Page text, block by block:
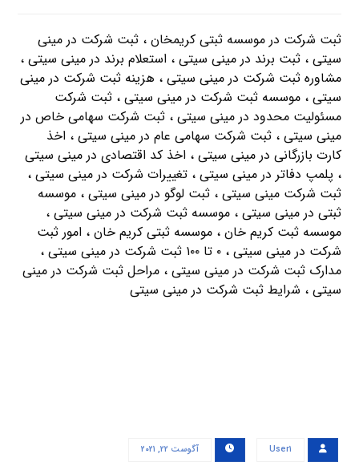
ثبت شرکت در موسسه ثبتی کریمخان ، ثبت شرکت در مینی
سیتی ، ثبت برند در مینی سیتی ، استعلام برند در مینی سیتی ،
مشاوره ثبت شرکت در مینی سیتی ، هزینه ثبت شرکت در مینی
سیتی ، موسسه ثبت شرکت در مینی سیتی ، ثبت شرکت
مسئولیت محدود در مینی سیتی ، ثبت شرکت سهامی خاص در
مینی سیتی ، ثبت شرکت سهامی عام در مینی سیتی ، اخذ
کارت بازرگانی در مینی سیتی ، اخذ کد اقتصادی در مینی سیتی
، پلمپ دفاتر در مینی سیتی ، تغییرات شرکت در مینی سیتی ،
ثبت شرکت مینی سیتی ، ثبت لوگو در مینی سیتی ، موسسه
ثبتی در مینی سیتی ، موسسه ثبت شرکت در مینی سیتی ،
موسسه ثبت کریم خان ، موسسه ثبتی کریم خان ، امور ثبت
شرکت در مینی سیتی ، ۰ تا ۱۰۰ ثبت شرکت در مینی سیتی ،
مدارک ثبت شرکت در مینی سیتی ، مراحل ثبت شرکت در مینی
سیتی ، شرایط ثبت شرکت در مینی سیتی
User۱ آگوست ۲۲, ۲۰۲۱